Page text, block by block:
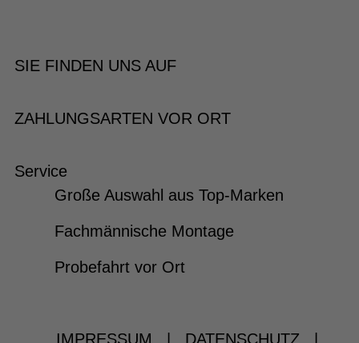
SIE FINDEN UNS AUF
ZAHLUNGSARTEN VOR ORT
Service
Große Auswahl aus Top-Marken
Fachmännische Montage
Probefahrt vor Ort
IMPRESSUM DATENSCHUTZ